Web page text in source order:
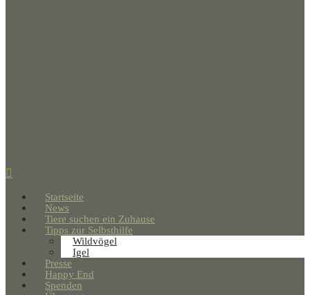
Startseite
News
Tiere suchen ein Zuhause
Tipps zur Selbsthilfe
Wildvögel
Igel
Presse
Happy End
Spenden